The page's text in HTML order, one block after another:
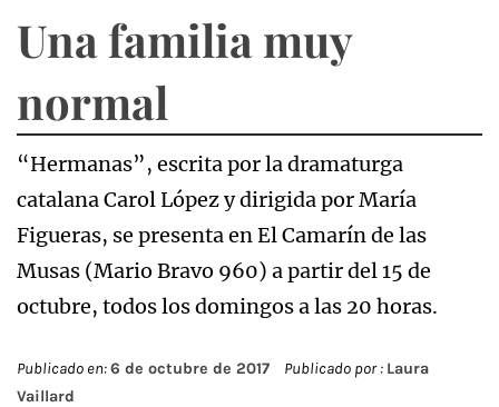
Una familia muy
normal
“Hermanas”, escrita por la dramaturga
catalana Carol López y dirigida por María
Figueras, se presenta en El Camarín de las
Musas (Mario Bravo 960) a partir del 15 de
octubre, todos los domingos a las 20 horas.
Publicado en:6 de octubre de 2017 Publicado por : Laura
Vaillard